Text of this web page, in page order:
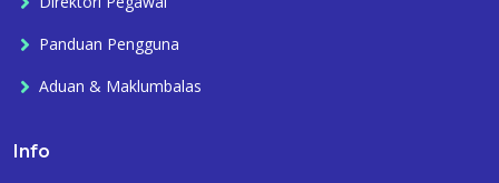
Panduan Pengguna
Aduan & Maklumbalas
Info